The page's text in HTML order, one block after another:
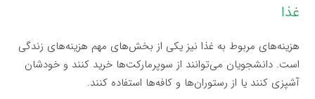
غذا
هزینه‌های مربوط به غذا نیز یکی از بخش‌های مهم هزینه‌های زندگی
است. دانشجویان می‌توانند از سوپرمارکت‌ها خرید کنند و خودشان
آشپزی کنند یا از رستوران‌ها و کافه‌ها استفاده کنند.